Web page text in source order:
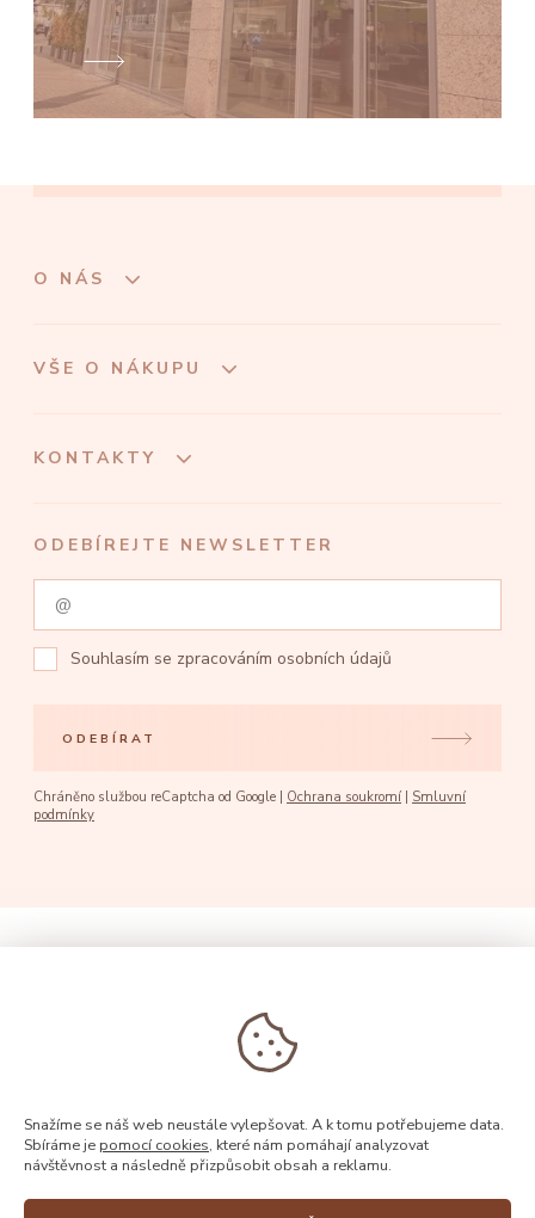
O NÁS
VŠE O NÁKUPU
KONTAKTY
ODEBÍREJTE NEWSLETTER
Souhlasím se zpracováním osobních údajů
ODEBÍRAT
Chráněno službou reCaptcha od Google | Ochrana soukromí
Smluvní
podmínky
Snažíme se náš web neustále vylepšovat. A k tomu potřebujeme data.
Sbíráme je pomocí cookies, které nám pomáhají analyzovat
návštěvnost a následně přizpůsobit obsah a reklamu.